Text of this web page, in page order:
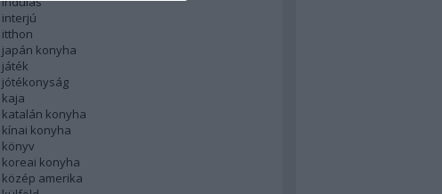
interjú
itthon
japán konyha
játék
jótékonyság
kaja
katalán konyha
kínai konyha
könyv
koreai konyha
közép amerika